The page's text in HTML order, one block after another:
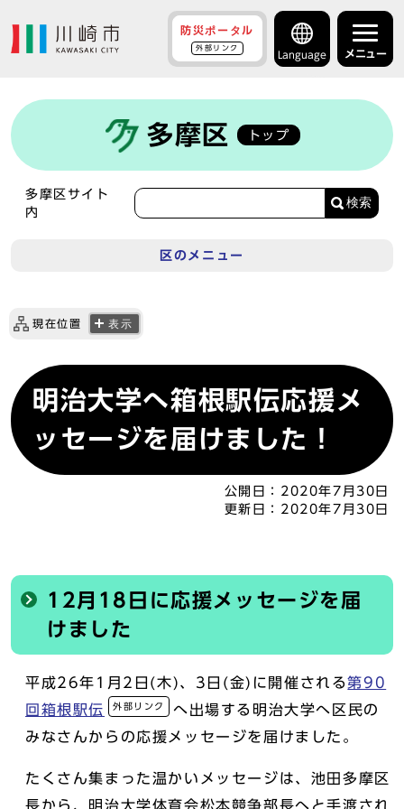
防災ポータル
外部リンク
Language メニュー
多摩区 トップ
多摩区サイト
内
検索
区のメニュー
現在位置 表示
明治大学へ箱根駅伝応援メ
ッセージを届けました！
公開日： 2020年7月30日
更新日： 2020年7月30日
12月18日に応援メッセージを届
けました
平成26年1月2日(木)、3日(金)に開催される第90
回箱根駅伝
外部リンク
へ出場する明治大学へ区民の
みなさんからの応援メッセージを届けました。
たくさん集まった温かいメッセージは、池田多摩区
長から、明治大学体育会松本競争部長へと手渡され